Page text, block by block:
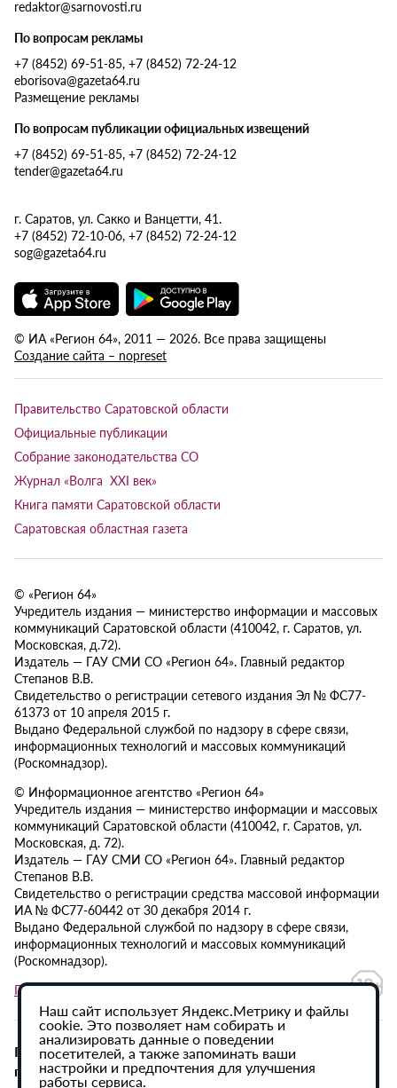
redaktor@sarnovosti.ru
По вопросам рекламы
+7 (8452) 69-51-85, +7 (8452) 72-24-12
eborisova@gazeta64.ru
Размещение рекламы
По вопросам публикации официальных извещений
+7 (8452) 69-51-85, +7 (8452) 72-24-12
tender@gazeta64.ru
г. Саратов, ул. Сакко и Ванцетти, 41.
+7 (8452) 72-10-06, +7 (8452) 72-24-12
sog@gazeta64.ru
© ИА «Регион 64», 2011 — 2026. Все права защищены
Создание сайта – nopreset
Правительство Саратовской области
Официальные публикации
Собрание законодательства СО
Журнал «Волга XXI век»
Книга памяти Саратовской области
Саратовская областная газета
© «Регион 64»
Учредитель издания — министерство информации и массовых
коммуникаций Саратовской области (410042, г. Саратов, ул.
Московская, д.72).
Издатель — ГАУ СМИ СО «Регион 64». Главный редактор
Степанов В.В.
Свидетельство о регистрации сетевого издания Эл № ФС77-
61373 от 10 апреля 2015 г.
Выдано Федеральной службой по надзору в сфере связи,
информационных технологий и массовых коммуникаций
(Роскомнадзор).
© Информационное агентство «Регион 64»
Учредитель издания — министерство информации и массовых
коммуникаций Саратовской области (410042, г. Саратов, ул.
Московская, д. 72).
Издатель — ГАУ СМИ СО «Регион 64». Главный редактор
Степанов В.В.
Свидетельство о регистрации средства массовой информации
ИА № ФС77-60442 от 30 декабря 2014 г.
Выдано Федеральной службой по надзору в сфере связи,
информационных технологий и массовых коммуникаций
(Роскомнадзор).
Политика в отношении обработки персональных данных
При использовании материалов сайта активная
гиперссылка на ИА «Регион 64» обязательна.
Наш сайт использует Яндекс.Метрику и файлы
cookie. Это позволяет нам собирать и
анализировать данные о поведении
посетителей, а также запоминать ваши
настройки и предпочтения для улучшения
работы сервиса.